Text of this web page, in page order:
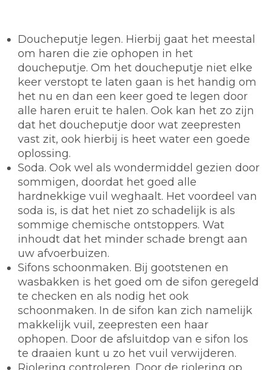
Doucheputje legen. Hierbij gaat het meestal
om haren die zie ophopen in het
doucheputje. Om het doucheputje niet elke
keer verstopt te laten gaan is het handig om
het nu en dan een keer goed te legen door
alle haren eruit te halen. Ook kan het zo zijn
dat het doucheputje door wat zeepresten
vast zit, ook hierbij is heet water een goede
oplossing.
Soda. Ook wel als wondermiddel gezien door
sommigen, doordat het goed alle
hardnekkige vuil weghaalt. Het voordeel van
soda is, is dat het niet zo schadelijk is als
sommige chemische ontstoppers. Wat
inhoudt dat het minder schade brengt aan
uw afvoerbuizen.
Sifons schoonmaken. Bij gootstenen en
wasbakken is het goed om de sifon geregeld
te checken en als nodig het ook
schoonmaken. In de sifon kan zich namelijk
makkelijk vuil, zeepresten een haar
ophopen. Door de afsluitdop van e sifon los
te draaien kunt u zo het vuil verwijderen.